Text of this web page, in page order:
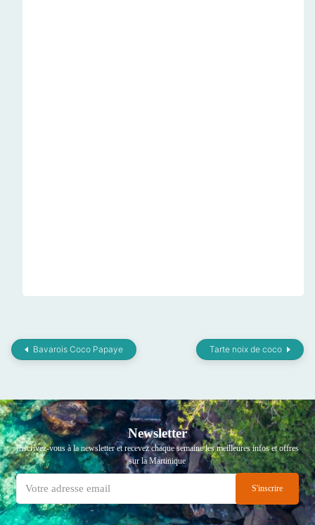
Bavarois Coco Papaye Tarte noix de coco
Newsletter
Inscrivez-vous à la newsletter et recevez chaque semaine les meilleures infos et offres
sur la Martinique